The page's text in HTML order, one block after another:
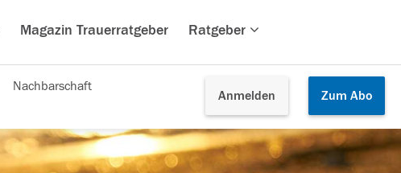
Magazin Trauerratgeber Ratgeber
Anmelden Zum Abo
Nachbarschaft